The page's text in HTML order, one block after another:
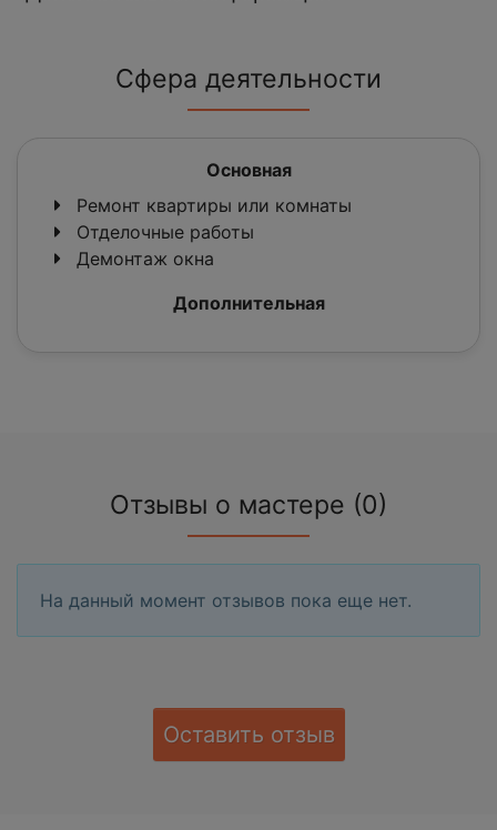
Сфера деятельности
Основная
Ремонт квартиры или комнаты
Отделочные работы
Демонтаж окна
Дополнительная
Отзывы о мастере (0)
На данный момент отзывов пока еще нет.
Оставить отзыв